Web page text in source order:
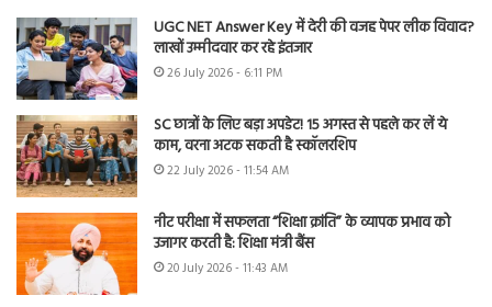
UGC NET Answer Key में देरी की वजह पेपर लीक विवाद?
लाखों उम्मीदवार कर रहे इंतजार
26 July 2026 - 6:11 PM
SC छात्रों के लिए बड़ा अपडेट! 15 अगस्त से पहले कर लें ये
काम, वरना अटक सकती है स्कॉलरशिप
22 July 2026 - 11:54 AM
नीट परीक्षा में सफलता “शिक्षा क्रांति” के व्यापक प्रभाव को
उजागर करती है: शिक्षा मंत्री बैंस
20 July 2026 - 11:43 AM